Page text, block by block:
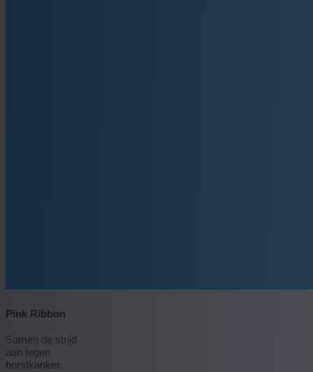
Pink Ribbon
Samen de strijd
aan tegen
borstkanker.